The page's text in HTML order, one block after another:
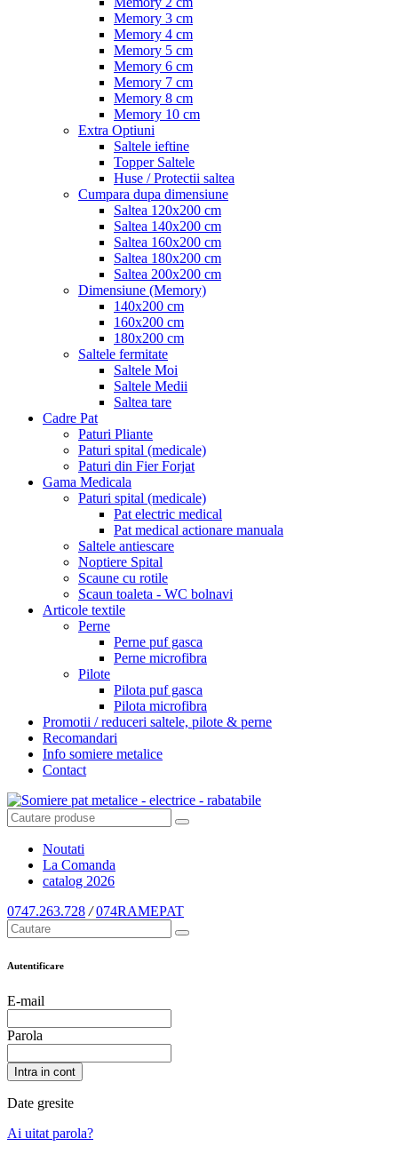
Memory 3 cm
Memory 4 cm
Memory 5 cm
Memory 6 cm
Memory 7 cm
Memory 8 cm
Memory 10 cm
Extra Optiuni
Saltele ieftine
Topper Saltele
Huse / Protectii saltea
Cumpara dupa dimensiune
Saltea 120x200 cm
Saltea 140x200 cm
Saltea 160x200 cm
Saltea 180x200 cm
Saltea 200x200 cm
Dimensiune (Memory)
140x200 cm
160x200 cm
180x200 cm
Saltele fermitate
Saltele Moi
Saltele Medii
Saltea tare
Cadre Pat
Paturi Pliante
Paturi spital (medicale)
Paturi din Fier Forjat
Gama Medicala
Paturi spital (medicale)
Pat electric medical
Pat medical actionare manuala
Saltele antiescare
Noptiere Spital
Scaune cu rotile
Scaun toaleta - WC bolnavi
Articole textile
Perne
Perne puf gasca
Perne microfibra
Pilote
Pilota puf gasca
Pilota microfibra
Promotii / reduceri saltele, pilote & perne
Recomandari
Info somiere metalice
Contact
Noutati
La Comanda
catalog 2026
0747.263.728 / 074RAMEPAT
Autentificare
E-mail
Parola
Intra in cont
Date gresite
Ai uitat parola?